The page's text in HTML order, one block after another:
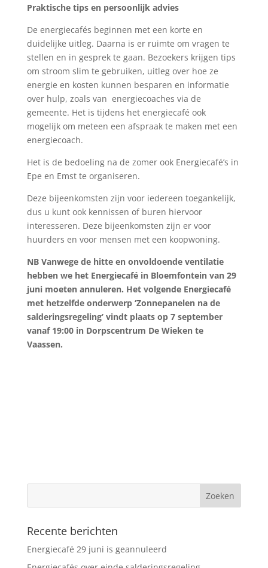
Praktische tips en persoonlijk advies
De energiecafés beginnen met een korte en
duidelijke uitleg. Daarna is er ruimte om vragen te
stellen en in gesprek te gaan. Bezoekers krijgen tips
om stroom slim te gebruiken, uitleg over hoe ze
energie en kosten kunnen besparen en informatie
over hulp, zoals van energiecoaches via de
gemeente. Het is tijdens het energiecafé ook
mogelijk om meteen een afspraak te maken met een
energiecoach.
Het is de bedoeling na de zomer ook Energiecafé’s in
Epe en Emst te organiseren.
Deze bijeenkomsten zijn voor iedereen toegankelijk,
dus u kunt ook kennissen of buren hiervoor
interesseren. Deze bijeenkomsten zijn er voor
huurders en voor mensen met een koopwoning.
NB Vanwege de hitte en onvoldoende ventilatie
hebben we het Energiecafé in Bloemfontein van 29
juni moeten annuleren. Het volgende Energiecafé
met hetzelfde onderwerp ‘Zonnepanelen na de
salderingsregeling’ vindt plaats op 7 september
vanaf 19:00 in Dorpscentrum De Wieken te
Vaassen.
Recente berichten
Energiecafé 29 juni is geannuleerd